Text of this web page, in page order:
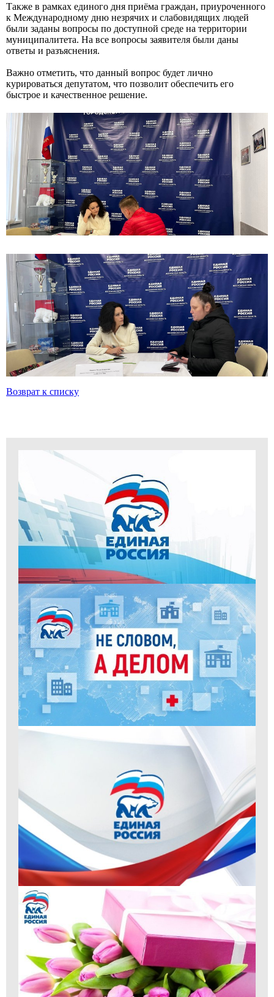
Также в рамках единого дня приёма граждан, приуроченного
к Международному дню незрячих и слабовидящих людей
были заданы вопросы по доступной среде на территории
муниципалитета. На все вопросы заявителя были даны
ответы и разъяснения.
Важно отметить, что данный вопрос будет лично
курироваться депутатом, что позволит обеспечить его
быстрое и качественное решение.
Возврат к списку